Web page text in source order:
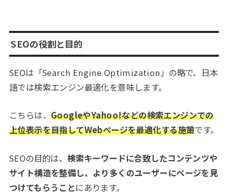
SEOの役割と目的
SEOは「Search Engine Optimization」の略で、日本
語では検索エンジン最適化を意味します。
こちらは、 GoogleやYahoo!などの検索エンジンでの
上位表示を目指してWebページを最適化する施策です。
SEOの目的は、検索キーワードに合致したコンテンツや
サイト構造を整備し、より多くのユーザーにページを見
つけてもらうことにあります。